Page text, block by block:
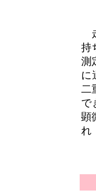
持
測
に
二
で
顕
れ